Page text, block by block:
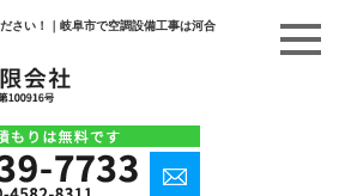
さい！｜岐阜市で空調設備工事は河合